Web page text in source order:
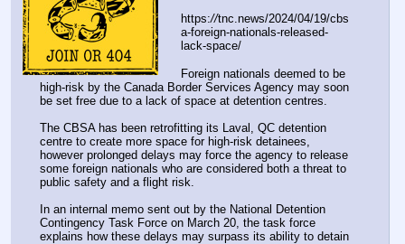
https://tnc.news/2024/04/19/cbs
a-foreign-nationals-released-
lack-space/
Foreign nationals deemed to be
high-risk by the Canada Border Services Agency may soon
be set free due to a lack of space at detention centres.
The CBSA has been retrofitting its Laval, QC detention
centre to create more space for high-risk detainees,
however prolonged delays may force the agency to release
some foreign nationals who are considered both a threat to
public safety and a flight risk.
In an internal memo sent out by the National Detention
Contingency Task Force on March 20, the task force
explains how these delays may surpass its ability to detain